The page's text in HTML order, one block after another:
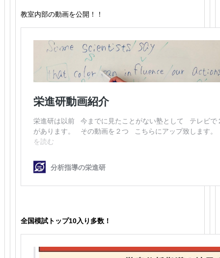
教室内部の動画を公開！！
全国模試トップ10入り多数！